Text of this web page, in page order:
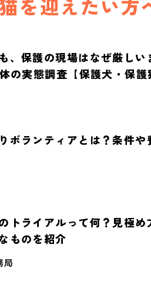
を迎えたい方
、保護の現場はなぜ厳しい
の実態調査【保護犬・保護
ボランティアとは？条件
トライアルって何？見極め
ものを紹介
局